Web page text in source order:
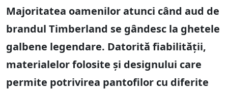
Majoritatea oamenilor atunci când aud de
brandul Timberland se gândesc la ghetele
galbene legendare. Datorită fiabilității,
materialelor folosite și designului care
permite potrivirea pantofilor cu diferite